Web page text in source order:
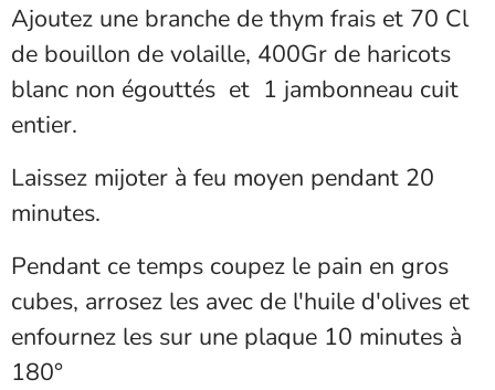
Ajoutez une branche de thym frais et 70 Cl
de bouillon de volaille, 400Gr de haricots
blanc non égouttés et 1 jambonneau cuit
entier.
Laissez mijoter à feu moyen pendant 20
minutes.
Pendant ce temps coupez le pain en gros
cubes, arrosez les avec de l'huile d'olives et
enfournez les sur une plaque 10 minutes à
180°